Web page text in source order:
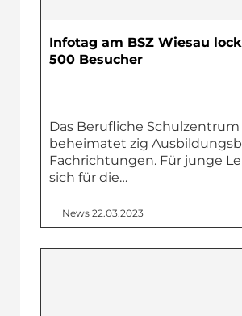
Infotag am BSZ Wiesau
500 Besucher
Das Berufliche Schulzentrum
beheimatet zig
Fachrichtungen. Für junge
sich für die…
News 22.03.2023